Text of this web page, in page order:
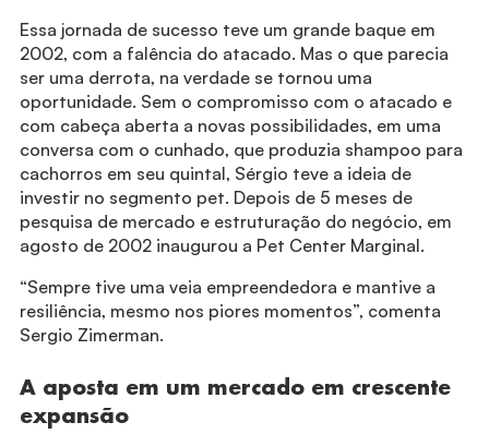
Essa jornada de sucesso teve um grande baque em
2002, com a falência do atacado. Mas o que parecia
ser uma derrota, na verdade se tornou uma
oportunidade. Sem o compromisso com o atacado e
com cabeça aberta a novas possibilidades, em uma
conversa com o cunhado, que produzia shampoo para
cachorros em seu quintal, Sérgio teve a ideia de
investir no segmento pet. Depois de 5 meses de
pesquisa de mercado e estruturação do negócio, em
agosto de 2002 inaugurou a Pet Center Marginal.
“Sempre tive uma veia empreendedora e mantive a
resiliência, mesmo nos piores momentos”, comenta
Sergio Zimerman.
A aposta em um mercado em crescente
expansão